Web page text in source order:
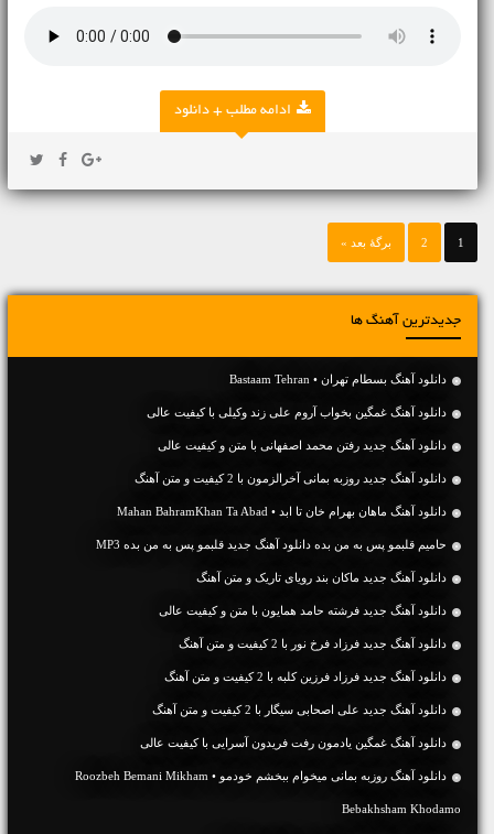
ادامه مطلب + دانلود
1
2 برگهٔ بعد »
جدیدترین آهنگ ها
دانلود آهنگ بسطام تهران • Bastaam Tehran
دانلود آهنگ غمگین بخواب آروم علی زند وکیلی با کیفیت عالی
دانلود آهنگ جديد رفتن محمد اصفهانی با متن و کیفیت عالی
دانلود آهنگ جديد روزبه بمانی آخرالزمون با 2 کیفیت و متن آهنگ
دانلود آهنگ ماهان بهرام خان تا ابد • Mahan BahramKhan Ta Abad
حامیم قلبمو پس به من بده دانلود آهنگ جدید قلبمو پس به من بده MP3
دانلود آهنگ جديد ماکان بند رویای تاریک و متن آهنگ
دانلود آهنگ جديد فرشته حامد همایون با متن و کیفیت عالی
دانلود آهنگ جديد فرزاد فرخ نور با 2 کیفیت و متن آهنگ
دانلود آهنگ جديد فرزاد فرزین کلبه با 2 کیفیت و متن آهنگ
دانلود آهنگ جديد علی اصحابی سیگار با 2 کیفیت و متن آهنگ
دانلود آهنگ غمگین یادمون رفت فریدون آسرایی با کیفیت عالی
دانلود آهنگ روزبه بمانی میخوام ببخشم خودمو • Roozbeh Bemani Mikham
Bebakhsham Khodamo